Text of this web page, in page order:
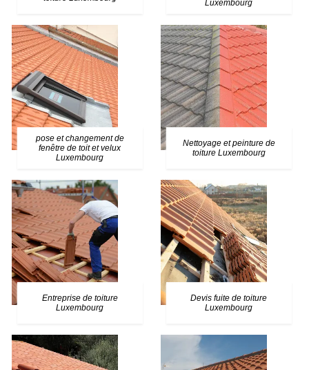
Luxembourg
pose et changement de
fenêtre de toit et velux
Luxembourg
Nettoyage et peinture de
toiture Luxembourg
Entreprise de toiture
Luxembourg
Devis fuite de toiture
Luxembourg